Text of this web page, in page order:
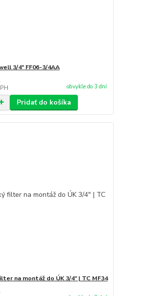
3/4" FF06-3/4AA
obvykle do 3 dní
Pridať do košíka
na montáž do ÚK 3/4" | TC MF34